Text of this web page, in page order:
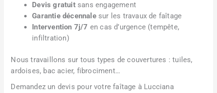
Devis gratuitsans engagement
Garantie décennalesur les travaux de faîtage
Intervention 7j/7 en cas d’urgence (tempête,
infiltration)
Nous travaillons sur tous types de couvertures : tuiles,
ardoises, bac acier, fibrociment…
Demandez un devis pour votre faîtage à Lucciana